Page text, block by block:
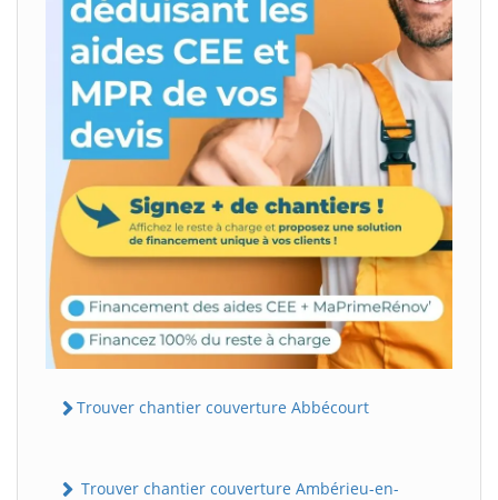
Trouver chantier couverture Abbécourt
Trouver chantier couverture Ambérieu-en-